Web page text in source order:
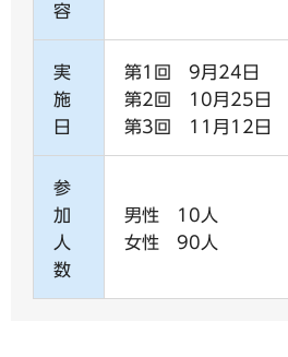
容
実
施
日
第1回 9月24日
第2回 10月25日
第3回 11月12日
参
加
人
数
男性 10人
女性 90人